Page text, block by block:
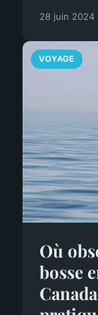
28 juin 2024
VOYAGE
Où
bosse